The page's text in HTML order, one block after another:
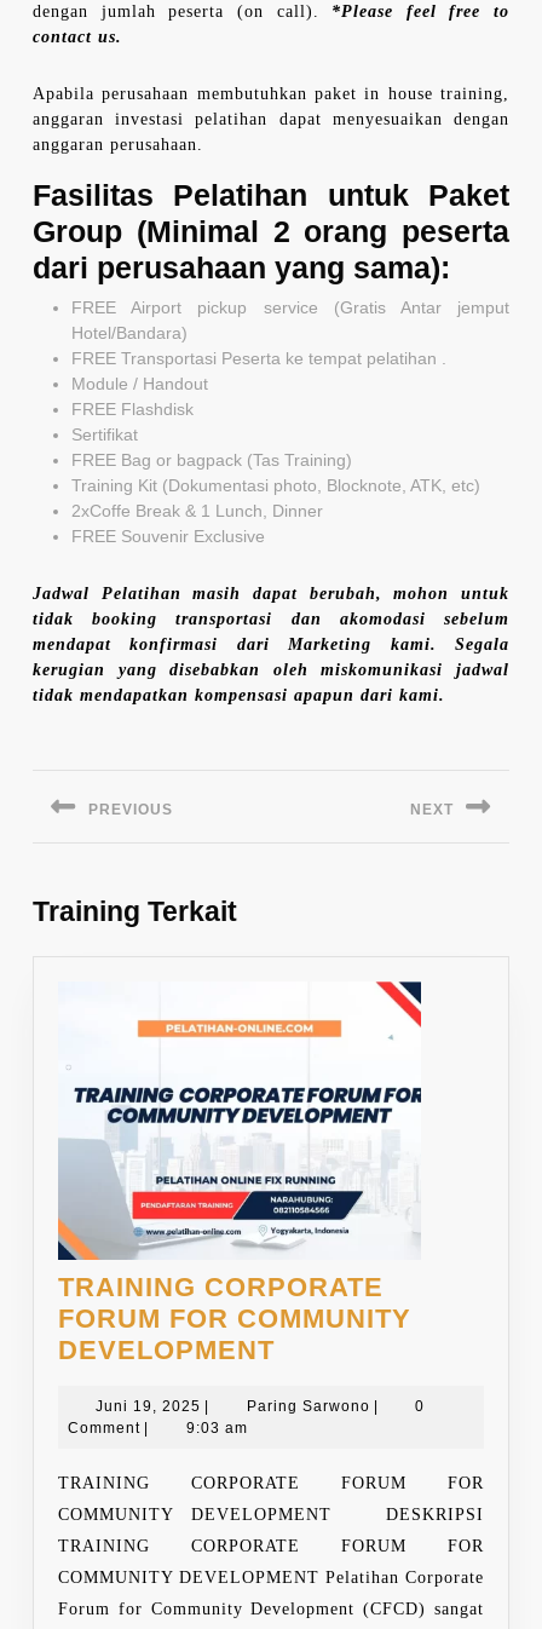
dengan jumlah peserta (on call). *Please feel free to
contact us.
Apabila perusahaan membutuhkan paket in house training,
anggaran investasi pelatihan dapat menyesuaikan dengan
anggaran perusahaan.
Fasilitas Pelatihan untuk Paket
Group (Minimal 2 orang peserta
dari perusahaan yang sama):
FREE Airport pickup service (Gratis Antar jemput
Hotel/Bandara)
FREE Transportasi Peserta ke tempat pelatihan .
Module / Handout
FREE Flashdisk
Sertifikat
FREE Bag or bagpack (Tas Training)
Training Kit (Dokumentasi photo, Blocknote, ATK, etc)
2xCoffe Break & 1 Lunch, Dinner
FREE Souvenir Exclusive
Jadwal Pelatihan masih dapat berubah, mohon untuk
tidak booking transportasi dan akomodasi sebelum
mendapat konfirmasi dari Marketing kami. Segala
kerugian yang disebabkan oleh miskomunikasi jadwal
tidak mendapatkan kompensasi apapun dari kami.
PREVIOUS NEXT
Training Terkait
TRAINING CORPORATE
FORUM FOR COMMUNITY
DEVELOPMENTTRAINING
FORUM
COMMUNITY
DEVELOPMENT
Juni 19, 2025 Juni
19,
| Paring SarwonoParing
|
0
Comment | 9:03 am
TRAINING CORPORATE FORUM FOR
COMMUNITY DEVELOPMENT DESKRIPSI
TRAINING CORPORATE FORUM FOR
COMMUNITY DEVELOPMENT Pelatihan Corporate
Forum for Community Development (CFCD) sangat